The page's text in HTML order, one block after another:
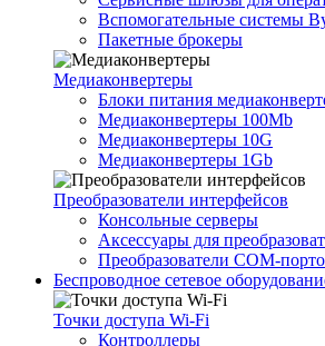
Вспомогательные системы
Пакетные брокеры
Медиаконвертеры
Блоки питания
Медиаконвертеры 100Mb
Медиаконвертеры 10G
Медиаконвертеры 1Gb
Преобразователи интерфейсов
Консольные серверы
Аксессуары для
Преобразователи COM-
Беспроводное сетевое
Точки доступа Wi-Fi
Контроллеры